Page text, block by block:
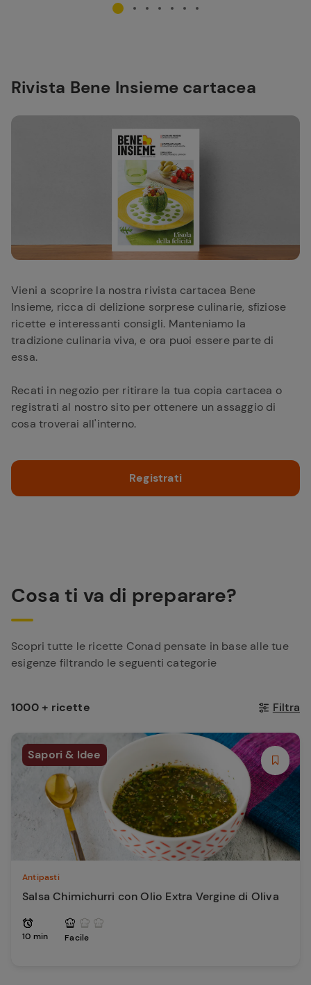
Rivista Bene Insieme cartacea
Vieni a scoprire la nostra rivista cartacea Bene
Insieme, ricca di delizione sorprese culinarie, sfiziose
ricette e interessanti consigli. Manteniamo la
tradizione culinaria viva, e ora puoi essere parte di
essa.
Recati in negozio per ritirare la tua copia cartacea o
registrati al nostro sito per ottenere un assaggio di
cosa troverai all'interno.
Registrati
Cosa ti va di preparare?
Scopri tutte le ricette Conad pensate in base alle tue
esigenze filtrando le seguenti categorie
1000 + ricette Filtra
Sapori & Idee
Antipasti
Salsa Chimichurri con Olio Extra Vergine di Oliva
10 min Facile